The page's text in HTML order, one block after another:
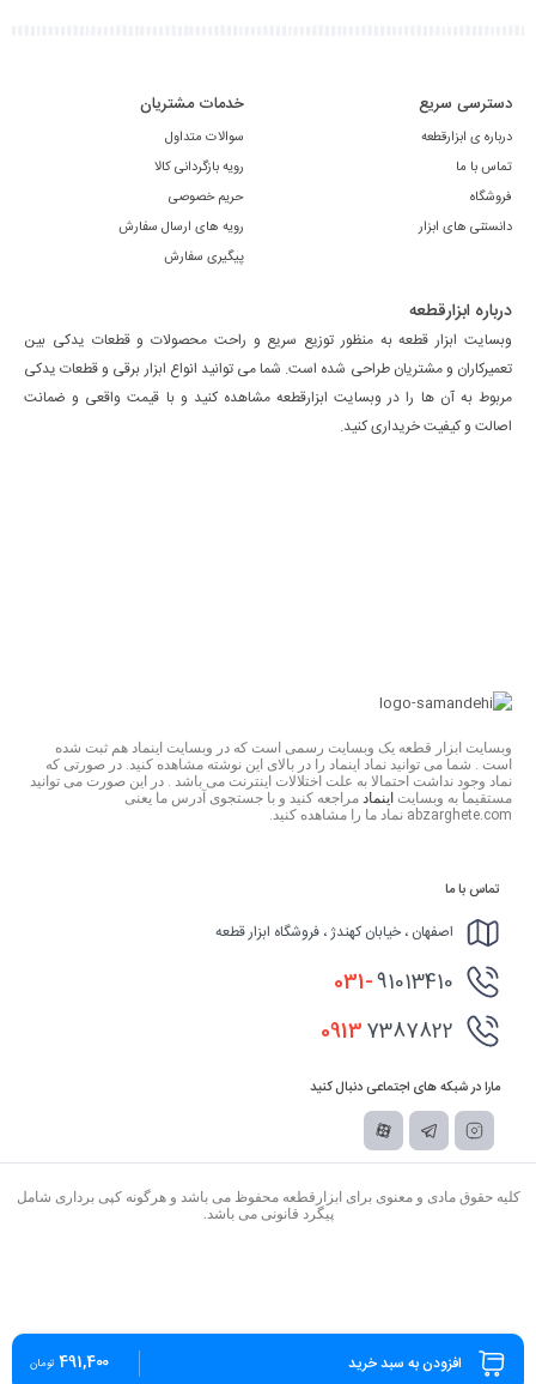
افزودن به سبد خرید 491,400 تومان
دسترسی سریع
درباره ی ابزارقطعه
تماس با ما
فروشگاه
دانستنی های ابزار
خدمات مشتریان
سوالات متداول
رویه بازگردانی کالا
حریم خصوصی
رویه های ارسال سفارش
پیگیری سفارش
درباره ابزارقطعه
وبسایت ابزار قطعه به منظور توزیع سریع و راحت محصولات و قطعات یدکی بین
تعمیرکاران و مشتریان طراحی شده است. شما می توانید انواع ابزار برقی و قطعات یدکی
مربوط به آن ها را در وبسایت ابزارقطعه مشاهده کنید و با قیمت واقعی و ضمانت
اصالت و کیفیت خریداری کنید.
وبسایت ابزار قطعه یک وبسایت رسمی است که در وبسایت اینماد هم ثبت شده
است . شما می توانید نماد اینماد را در بالای این نوشته مشاهده کنید. در صورتی که
نماد وجود نداشت احتمالا به علت اختلالات اینترنت می باشد . در این صورت می توانید
مستقیما به وبسایت اینماد مراجعه کنید و با جستجوی آدرس ما یعنی
abzarghete.com نماد ما را مشاهده کنید.
تماس با ما
اصفهان ، خیابان کهندژ ، فروشگاه ابزار قطعه
031-91013410
09137387822
مارا در شبکه های اجتماعی دنبال کنید
کلیه حقوق مادی و معنوی برای ابزارقطعه محفوظ می باشد و هرگونه کپی برداری شامل
پیگرد قانونی می باشد.